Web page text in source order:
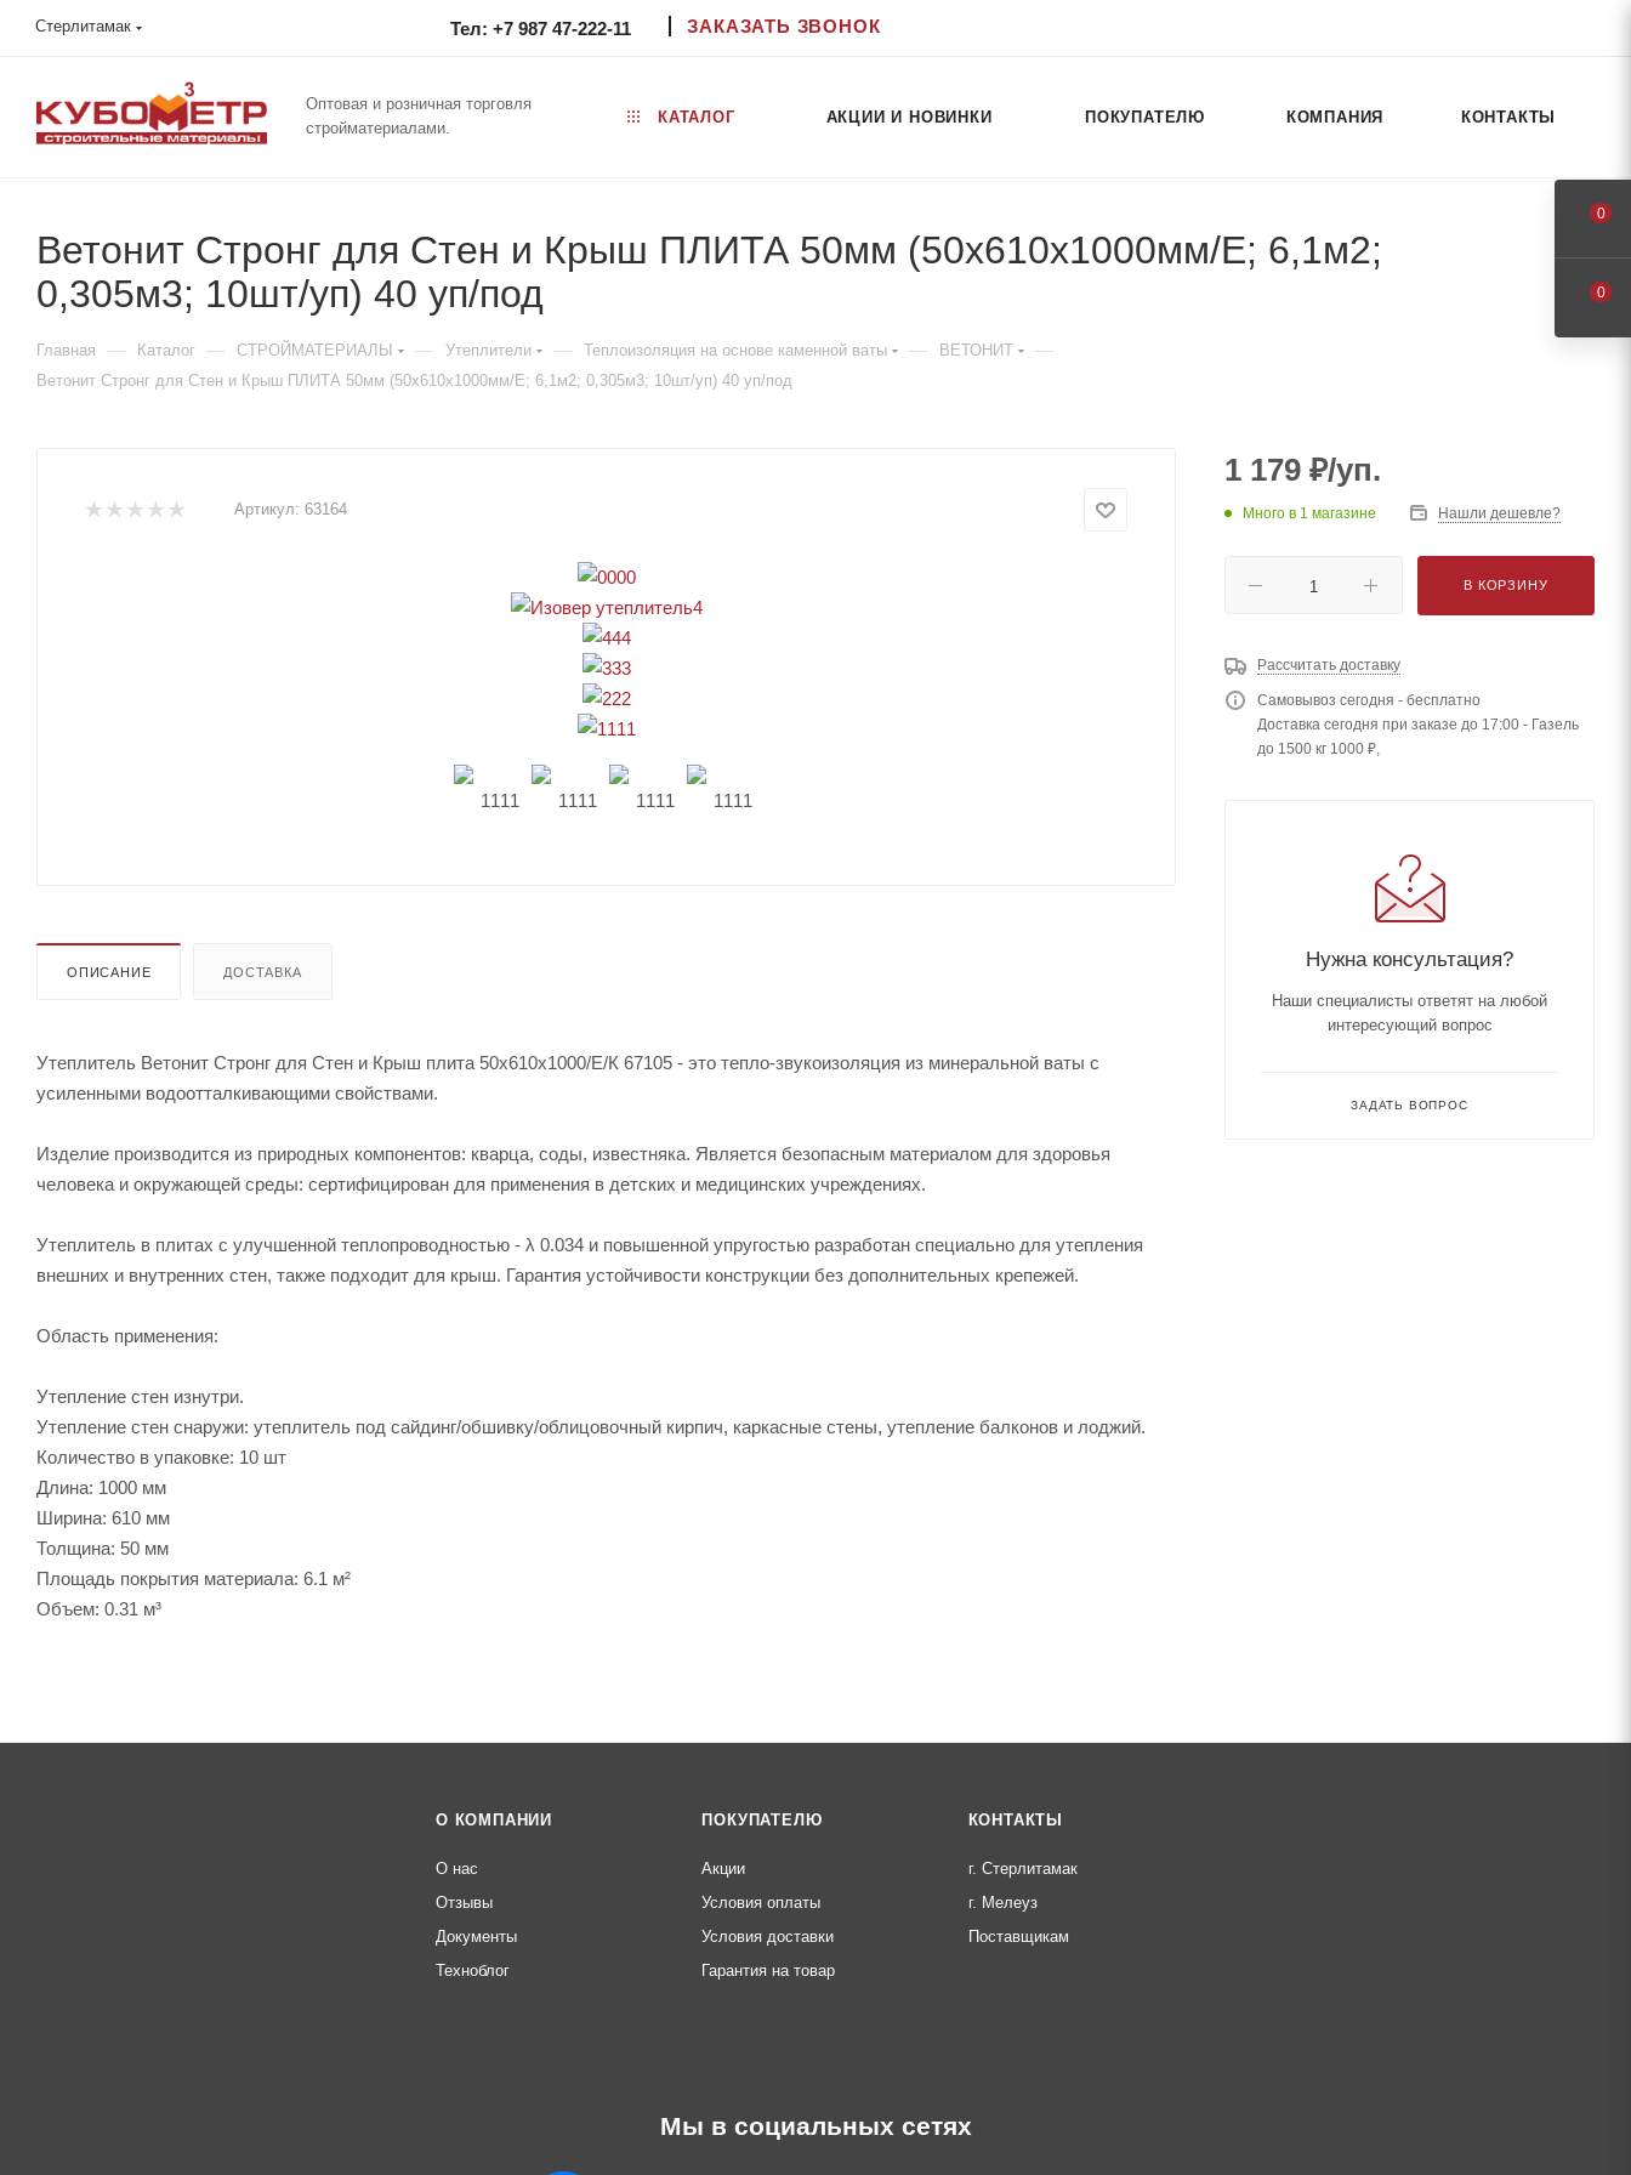
Стерлитамак Тел: +7 987 47-222-11 ЗАКАЗАТЬ ЗВОНОК
Оптовая и розничная торговля
стройматериалами.
КАТАЛОГ АКЦИИ И НОВИНКИ ПОКУПАТЕЛЮ КОМПАНИЯ КОНТАКТЫ
Ветонит Стронг для Стен и Крыш ПЛИТА 50мм (50х610х1000мм/Е; 6,1м2;
0,305м3; 10шт/уп) 40 уп/под
Главная — Каталог — СТРОЙМАТЕРИАЛЫ — Утеплители — Теплоизоляция на основе каменной ваты — ВЕТОНИТ —
Ветонит Стронг для Стен и Крыш ПЛИТА 50мм (50х610х1000мм/Е; 6,1м2; 0,305м3; 10шт/уп) 40 уп/под
Артикул: 63164
ОПИСАНИЕ ДОСТАВКА
Утеплитель Ветонит Стронг для Стен и Крыш плита 50х610x1000/Е/К 67105 - это тепло-звукоизоляция из минеральной ваты с
усиленными водоотталкивающими свойствами.
Изделие производится из природных компонентов: кварца, соды, известняка. Является безопасным материалом для здоровья
человека и окружающей среды: сертифицирован для применения в детских и медицинских учреждениях.
Утеплитель в плитах с улучшенной теплопроводностью - λ 0.034 и повышенной упругостью разработан специально для утепления
внешних и внутренних стен, также подходит для крыш. Гарантия устойчивости конструкции без дополнительных крепежей.
Область применения:
Утепление стен изнутри.
Утепление стен снаружи: утеплитель под сайдинг/обшивку/облицовочный кирпич, каркасные стены, утепление балконов и лоджий.
Количество в упаковке: 10 шт
Длина: 1000 мм
Ширина: 610 мм
Толщина: 50 мм
Площадь покрытия материала: 6.1 м²
Объем: 0.31 м³
1 179 ₽/уп.
Много в 1 магазине Нашли дешевле?
В КОРЗИНУ
Рассчитать доставку
Самовывоз сегодня - бесплатно
Доставка сегодня при заказе до 17:00 - Газель
до 1500 кг 1000 ₽,
Нужна консультация?
Наши специалисты ответят на любой
интересующий вопрос
ЗАДАТЬ ВОПРОС
О КОМПАНИИ
О нас
Отзывы
Документы
Техноблог
ПОКУПАТЕЛЮ
Акции
Условия оплаты
Условия доставки
Гарантия на товар
КОНТАКТЫ
г. Стерлитамак
г. Мелеуз
Поставщикам
Мы в социальных сетях
0
0